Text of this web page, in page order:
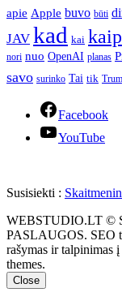
apie Apple buvo būti
JAV kad kai kaip
nori nuo OpenAI planas
savo surinko Tai tik
Facebook
YouTube
Susisiekti :
WEBSTUDIO.LT ©
PASLAUGOS. SEO
rašymas ir talpinimas
themes.
Close